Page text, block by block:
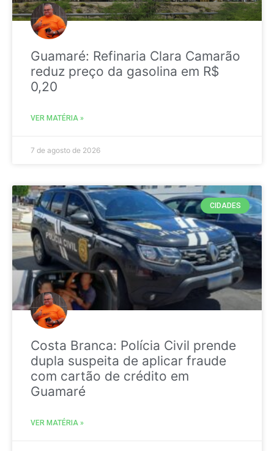
Guamaré: Refinaria Clara Camarão
reduz preço da gasolina em R$
0,20
VER MATÉRIA »
7 de agosto de 2026
CIDADES
Costa Branca: Polícia Civil prende
dupla suspeita de aplicar fraude
com cartão de crédito em
Guamaré
VER MATÉRIA »